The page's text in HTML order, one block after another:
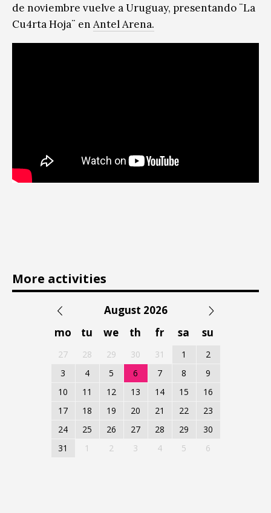
de noviembre vuelve a Uruguay, presentando ¨La
Cu4rta Hoja¨ en Antel Arena.
More activities
August 2026
mo
tu we th fr sa su
27 28 29 30 31 1
2
3
4 5 6 7 8
9
10
11 12 13 14 15
16
17
18 19 20 21 22
23
24
25 26 27 28 29
30
31
1 2 3 4 5 6